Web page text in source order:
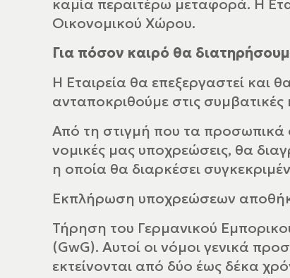
καμία περαιτέρω μεταφορά. Η
Οικονομικού Χώρου.
Για πόσον καιρό θα
Η Εταιρεία θα επεξεργαστεί και
ανταποκριθούμε στις
Από τη στιγμή που τα προσωπικά
νομικές μας υποχρεώσεις, θα
η οποία θα διαρκέσει
Εκπλήρωση υποχρεώσεων
Τήρηση του Γερμανικού
(GwG). Αυτοί οι νόμοι γενικά
εκτείνονται από δύο έως δέκα